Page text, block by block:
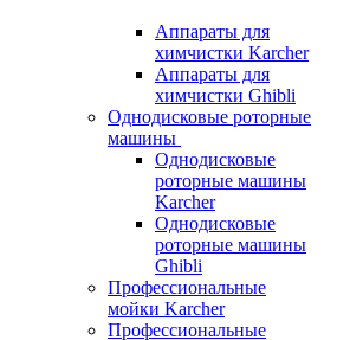
Аппараты для
химчистки Karcher
Аппараты для
химчистки Ghibli
Однодисковые роторные
машины
Однодисковые
роторные машины
Karcher
Однодисковые
роторные машины
Ghibli
Профессиональные
мойки Karcher
Профессиональные